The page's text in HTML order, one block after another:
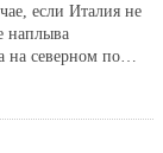
если Италия не
наплыва
на северном по…